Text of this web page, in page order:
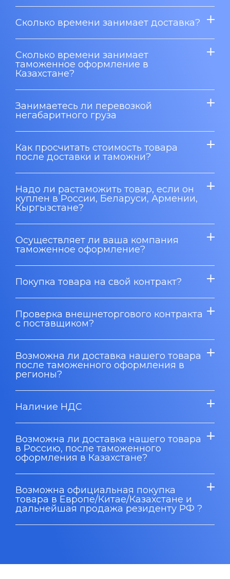
Сколько времени занимает доставка?
Сколько времени занимает
таможенное оформление в
Казахстане?
Занимаетесь ли перевозкой
негабаритного груза
Как просчитать стоимость товара
после доставки и таможни?
Надо ли растаможить товар, если он
куплен в России, Беларуси, Армении,
Кыргызстане?
Осуществляет ли ваша компания
таможенное оформление?
Покупка товара на свой контракт?
Проверка внешнеторгового контракта
с поставщиком?
Возможна ли доставка нашего товара
после таможенного оформления в
регионы?
Наличие НДС
Возможна ли доставка нашего товара
в Россию, после таможенного
оформления в Казахстане?
Возможна официальная покупка
товара в Европе/Китае/Казахстане и
дальнейшая продажа резиденту РФ ?